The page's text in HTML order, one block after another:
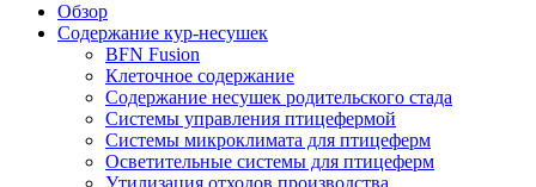
Обзор
Содержание кур-несушек
BFN Fusion
Клеточное содержание
Содержание несушек родительского стада
Системы управления птицефермой
Системы микроклимата для птицеферм
Осветительные системы для птицеферм